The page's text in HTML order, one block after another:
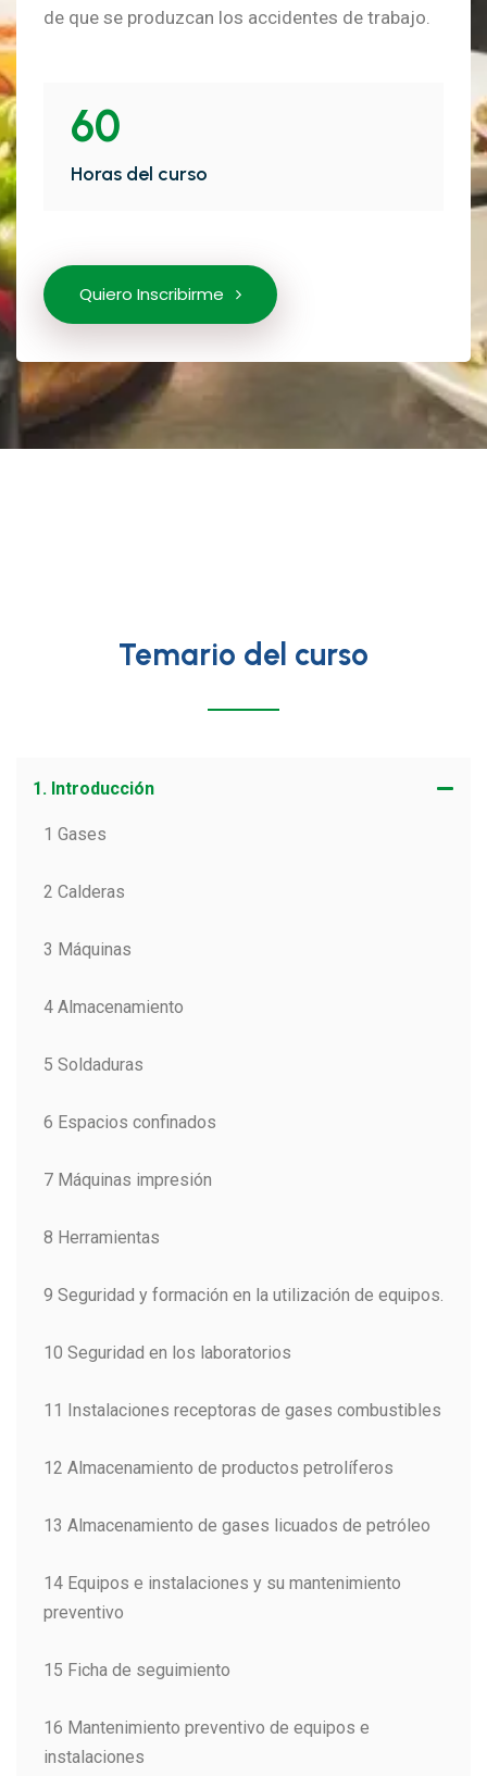
de que se produzcan los accidentes de trabajo.
60
Horas del curso
Quiero Inscribirme
Temario del curso
1. Introducción
1 Gases
2 Calderas
3 Máquinas
4 Almacenamiento
5 Soldaduras
6 Espacios confinados
7 Máquinas impresión
8 Herramientas
9 Seguridad y formación en la utilización de equipos.
10 Seguridad en los laboratorios
11 Instalaciones receptoras de gases combustibles
12 Almacenamiento de productos petrolíferos
13 Almacenamiento de gases licuados de petróleo
14 Equipos e instalaciones y su mantenimiento
preventivo
15 Ficha de seguimiento
16 Mantenimiento preventivo de equipos e
instalaciones